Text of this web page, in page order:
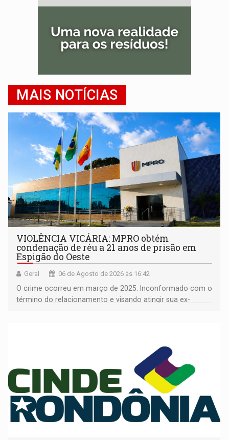
MAIS NOTÍCIAS
VIOLÊNCIA VICÁRIA: MPRO obtém
condenação de réu a 21 anos de prisão em
Espigão do Oeste
Geral 06 de Agosto de 2026 às 16:42
O crime ocorreu em março de 2025. Inconformado com o
término do relacionamento e visando atingir sua ex-